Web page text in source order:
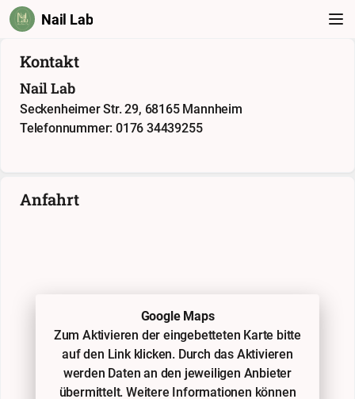
Nail Lab
Kontakt
Nail Lab
Seckenheimer Str. 29, 68165 Mannheim
Telefonnummer: 0176 34439255
Anfahrt
Google Maps
Zum Aktivieren der eingebetteten Karte bitte
auf den Link klicken. Durch das Aktivieren
werden Daten an den jeweiligen Anbieter
übermittelt. Weitere Informationen können